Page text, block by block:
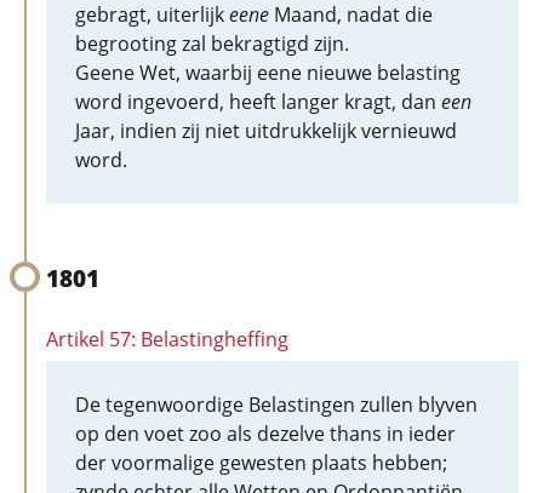
gebragt, uiterlijkeene Maand, nadat die
begrooting zal bekragtigd zijn.
Geene Wet, waarbij eene nieuwe belasting
word ingevoerd, heeft langer kragt, dan een
Jaar, indien zij niet uitdrukkelijk vernieuwd
word.
1801
Artikel 57: Belastingheffing
De tegenwoordige Belastingen zullen blyven
op den voet zoo als dezelve thans in ieder
der voormalige gewesten plaats hebben;